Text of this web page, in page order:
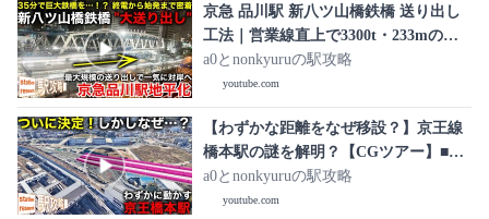
京急 品川駅 新八ツ山橋鉄橋 送り出し
工法｜営業線直上で3300t・233mの鉄
橋が77.05m移動…全記録【京急品川駅
地平化 2026/2/22】
a0とnonkyuruの駅攻略
youtube.com
【わずかな距離をなぜ移設？】京王線
橋本駅の謎を解明？【CGツアー】■駅
攻略
a0とnonkyuruの駅攻略
youtube.com